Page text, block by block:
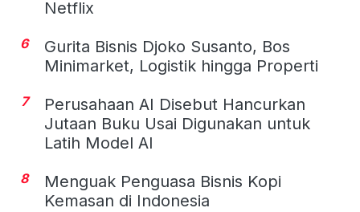
Netflix
6
Gurita Bisnis Djoko Susanto, Bos
Minimarket, Logistik hingga Properti
7
Perusahaan AI Disebut Hancurkan
Jutaan Buku Usai Digunakan untuk
Latih Model AI
8
Menguak Penguasa Bisnis Kopi
Kemasan di Indonesia